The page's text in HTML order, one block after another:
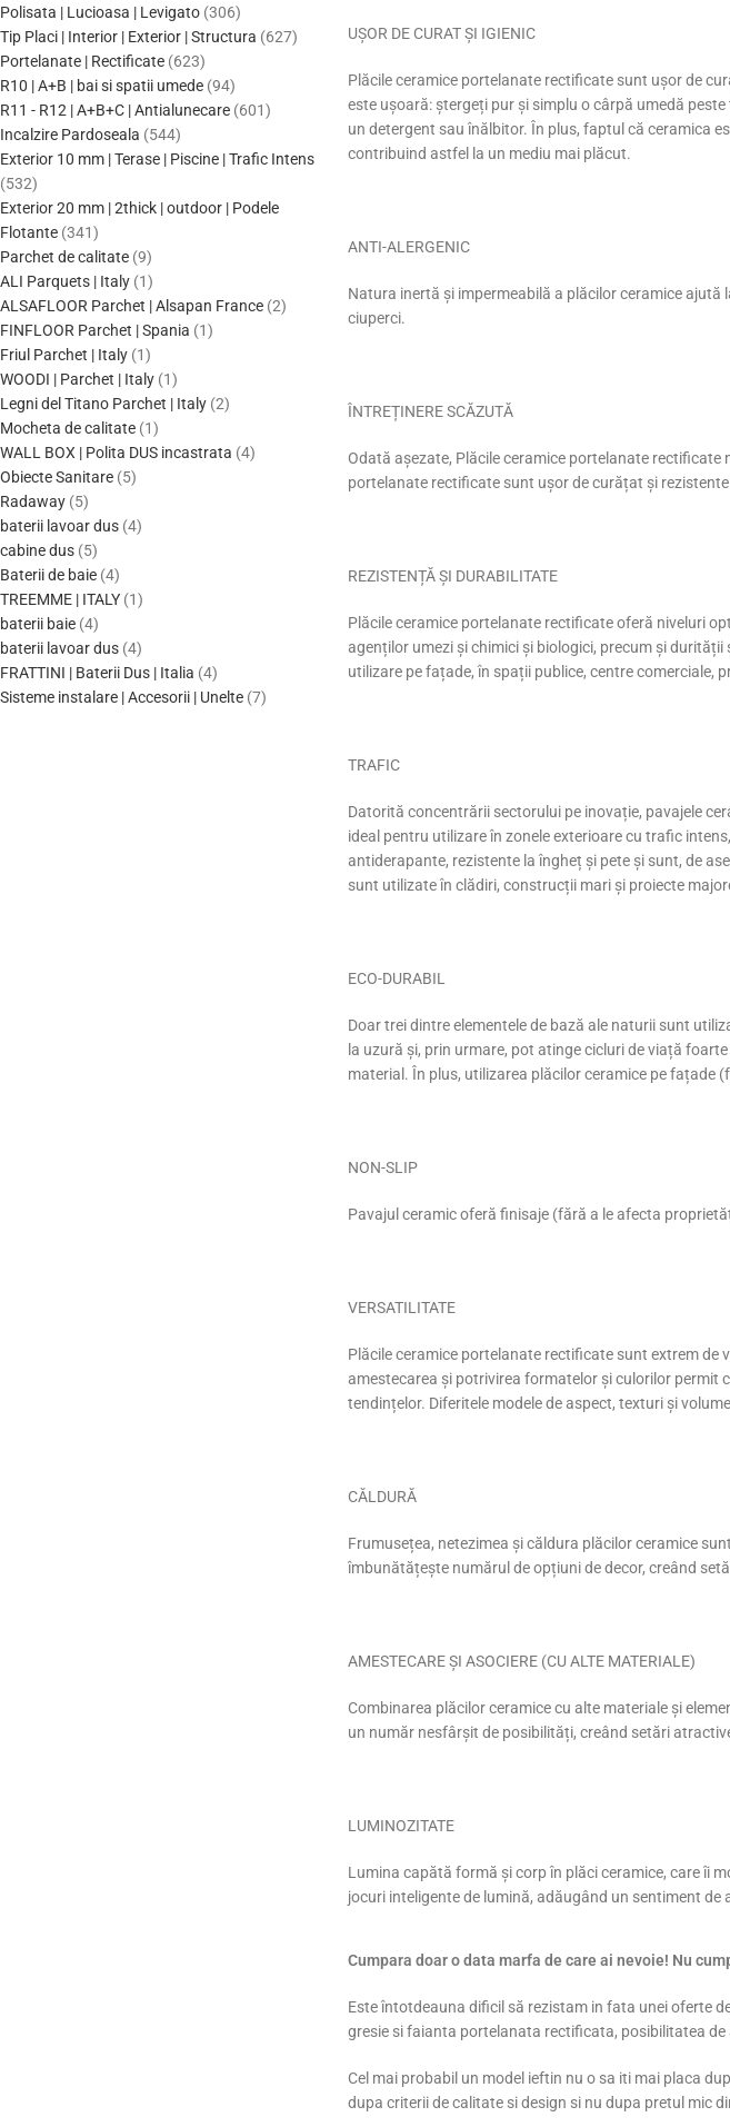
Polisata | Lucioasa | Levigato 306
Tip Placi | Interior | Exterior | Structura 627
Portelanate | Rectificate 623
R10 | A+B | bai si spatii umede 94
R11 - R12 | A+B+C | Antialunecare 601
Incalzire Pardoseala 544
Exterior 10 mm | Terase | Piscine | Trafic Intens
532
Exterior 20 mm | 2thick | outdoor | Podele
Flotante 341
Parchet de calitate 9
ALI Parquets | Italy 1
ALSAFLOOR Parchet | Alsapan France 2
FINFLOOR Parchet | Spania 1
Friul Parchet | Italy 1
WOODI | Parchet | Italy 1
Legni del Titano Parchet | Italy 2
Mocheta de calitate 1
WALL BOX | Polita DUS incastrata 4
Obiecte Sanitare 5
Radaway 5
baterii lavoar dus 4
cabine dus 5
Baterii de baie 4
TREEMME | ITALY 1
baterii baie 4
baterii lavoar dus 4
FRATTINI | Baterii Dus | Italia 4
Sisteme instalare | Accesorii | Unelte 7
UȘOR DE CURAT ȘI IGIENIC
Plăcile ceramice portelanate rectificate sunt ușor de
este ușoară: ștergeți pur și simplu o cârpă umedă
un detergent sau înălbitor. În plus, faptul că ceramica
contribuind astfel la un mediu mai plăcut.
ANTI-ALERGENIC
Natura inertă și impermeabilă a plăcilor ceramice
ciuperci.
ÎNTREȚINERE SCĂZUTĂ
Odată așezate, Plăcile ceramice portelanate
portelanate rectificate sunt ușor de curățat și
REZISTENȚĂ ȘI DURABILITATE
Plăcile ceramice portelanate rectificate oferă niveluri
agenților umezi și chimici și biologici, precum și
utilizare pe fațade, în spații publice, centre comerciale,
TRAFIC
Datorită concentrării sectorului pe inovație, pavajele
ideal pentru utilizare în zonele exterioare cu trafic
antiderapante, rezistente la îngheț și pete și sunt, de
sunt utilizate în clădiri, construcții mari și proiecte
ECO-DURABIL
Doar trei dintre elementele de bază ale naturii sunt
la uzură și, prin urmare, pot atinge cicluri de viață
material. În plus, utilizarea plăcilor ceramice pe fațade
NON-SLIP
Pavajul ceramic oferă finisaje (fără a le afecta
VERSATILITATE
Plăcile ceramice portelanate rectificate sunt extrem
amestecarea și potrivirea formatelor și culorilor permit
tendințelor. Diferitele modele de aspect, texturi și
CĂLDURĂ
Frumusețea, netezimea și căldura plăcilor ceramice
îmbunătățește numărul de opțiuni de decor, creând
AMESTECARE ȘI ASOCIERE (CU ALTE MATERIALE)
Combinarea plăcilor ceramice cu alte materiale și
un număr nesfârșit de posibilități, creând setări
LUMINOZITATE
Lumina capătă formă și corp în plăci ceramice, care îi
jocuri inteligente de lumină, adăugând un sentiment
Cumpara doar o data marfa de care ai nevoie! Nu
Este întotdeauna dificil să rezistam in fata unei oferte
gresie si faianta portelanata rectificata, posibilitatea
Cel mai probabil un model ieftin nu o sa iti mai placa
dupa criterii de calitate si design si nu dupa pretul mic